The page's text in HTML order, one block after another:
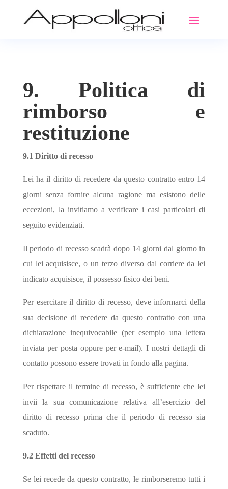
9. Politica di
rimborso e
restituzione
9.1 Diritto di recesso
Lei ha il diritto di recedere da questo contratto entro 14
giorni senza fornire alcuna ragione ma esistono delle
eccezioni, la invitiamo a verificare i casi particolari di
seguito evidenziati.
Il periodo di recesso scadrà dopo 14 giorni dal giorno in
cui lei acquisisce, o un terzo diverso dal corriere da lei
indicato acquisisce, il possesso fisico dei beni.
Per esercitare il diritto di recesso, deve informarci della
sua decisione di recedere da questo contratto con una
dichiarazione inequivocabile (per esempio una lettera
inviata per posta oppure per e-mail). I nostri dettagli di
contatto possono essere trovati in fondo alla pagina.
Per rispettare il termine di recesso, è sufficiente che lei
invii la sua comunicazione relativa all’esercizio del
diritto di recesso prima che il periodo di recesso sia
scaduto.
9.2 Effetti del recesso
Se lei recede da questo contratto, le rimborseremo tutti i